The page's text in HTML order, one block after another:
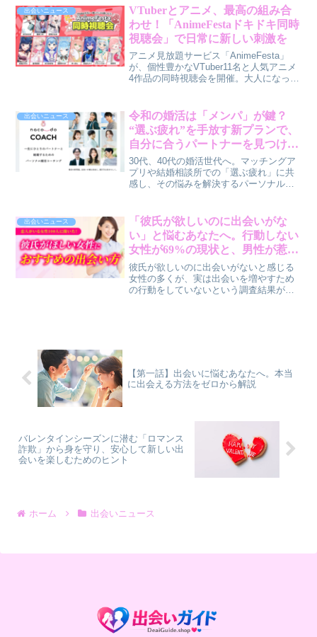
ィーや結婚相談所の取り組みを通じて、
新しい結婚の選択肢を提案します。
出会いニュース
VTuberとアニメ、最高の組み合
わせ！「AnimeFestaドキドキ同時
視聴会」で日常に新しい刺激を
アニメ見放題サービス「AnimeFesta」
が、個性豊かなVTuber11名と人気アニメ
4作品の同時視聴会を開催。大人になった
紹介します。
出会いニュース
令和の婚活は「メンパ」が鍵？
“選ぶ疲れ”を手放す新プランで、
自分に合うパートナーを見つける
ヒント
30代、40代の婚活世代へ。マッチングア
プリや結婚相談所での「選ぶ疲れ」に共
感し、その悩みを解決するパーソナル婚
期集中で自己理解を深め、理想のパート
ナー像を明確にするこのプログラムは、
婚活の新たな選択肢となるでしょう。入
会金無料のキャンペーン情報も。
出会いニュース
「彼氏が欲しいのに出会いがな
い」と悩むあなたへ。行動しない
女性が69%の現状と、男性が惹か
れる3つの特徴を賢作が解説
彼氏が欲しいのに出会いがないと感じる
女性の多くが、実は出会いを増やすため
の行動をしていないという調査結果があ
【第一話】出会いに悩むあなたへ。本当
に出会える方法をゼロから解説
バレンタインシーズンに潜む「ロマンス
詐欺」から身を守り、安心して新しい出
会いを楽しむためのヒント
ホーム 出会いニュース